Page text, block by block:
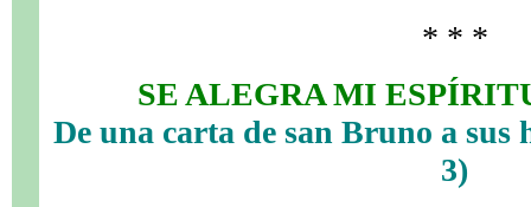
* * *
SE ALEGRA MI
De una carta de san Bruno a sus
3)